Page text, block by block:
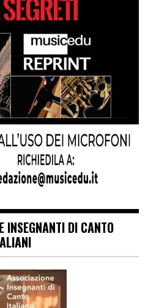
INSEGNANTI DI CANTO